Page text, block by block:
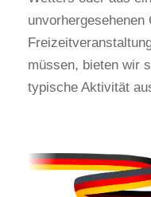
unvorhergesehenen
müssen, bieten wir
typische Aktivität